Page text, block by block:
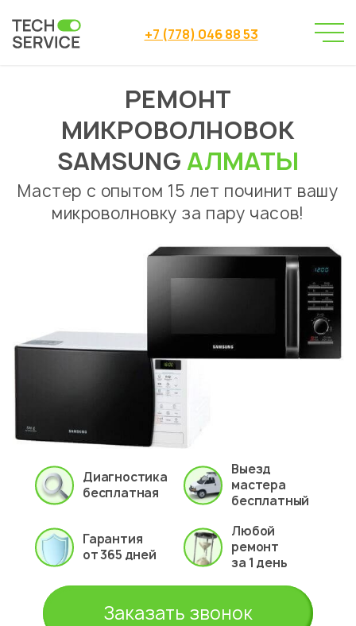
+7 (778) 046 88 53
Сервисный центр
Ремонт микроволновок
→
РЕМОНТ
МИКРОВОЛНОВОК
SAMSUNGАЛМАТЫ
Мастер с опытом 15 лет починит вашу
микроволновку за пару часов!
Диагностика
бесплатная
Выезд
мастера
бесплатный
Гарантия
от 365 дней
Любой
ремонт
за 1 день
Заказать звонок